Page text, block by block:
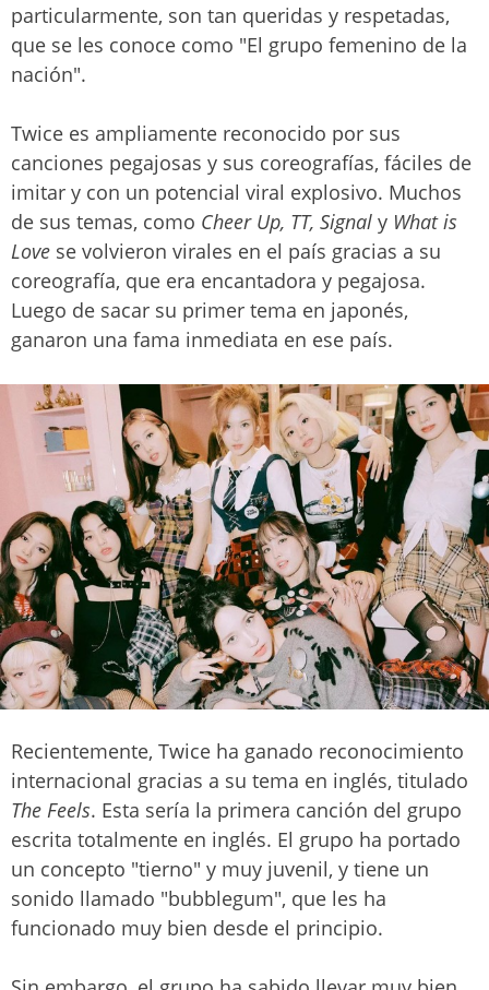
particularmente, son tan queridas y respetadas,
que se les conoce como "El grupo femenino de la
nación".
Twice es ampliamente reconocido por sus
canciones pegajosas y sus coreografías, fáciles de
imitar y con un potencial viral explosivo. Muchos
de sus temas, como Cheer Up, TT, Signal y What is
Love se volvieron virales en el país gracias a su
coreografía, que era encantadora y pegajosa.
Luego de sacar su primer tema en japonés,
ganaron una fama inmediata en ese país.
Recientemente, Twice ha ganado reconocimiento
internacional gracias a su tema en inglés, titulado
The Feels. Esta sería la primera canción del grupo
escrita totalmente en inglés. El grupo ha portado
un concepto "tierno" y muy juvenil, y tiene un
sonido llamado "bubblegum", que les ha
funcionado muy bien desde el principio.